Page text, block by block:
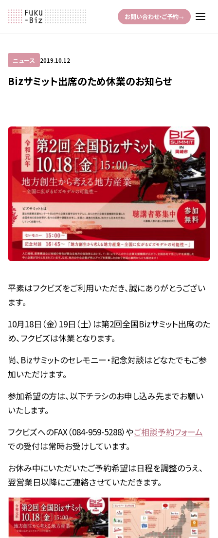
お問い合わせ・ご予約→
ニュース 2019.10.12
Bizサミット出席のため休業のお知らせ
平素はフクビズをご利用いただき、誠にありがとうござい
ます。
10月18日（金）19日（土）は第2回全国Bizサミット出席のた
め、フクビズは休業となります。
尚、Bizサミットのセレモニー・記念対談はどなたでもご参
加いただけます。
参加希望の方は、以下チラシのお申し込み先までお願い
いたします。
フクビズへのFAX（084-959-5288）やご相談予約フォーム
での受付は常時お受けしています。
お休み中にいただいたご予約希望は日程を調整のうえ、
翌営業日以降にご連絡させていただきます。